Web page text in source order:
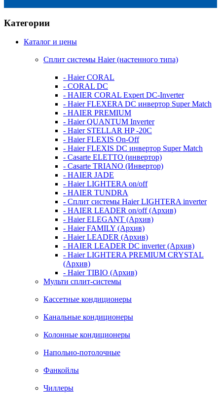
Категории
Каталог и цены
Сплит системы Haier (настенного типа)
- Haier CORAL
- CORAL DC
- HAIER CORAL Expert DC-Inverter
- Haier FLEXERA DC инвертор Super Match
- HAIER PREMIUM
- Haier QUANTUM Inverter
- Haier STELLAR HP -20C
- Haier FLEXIS On-Off
- Haier FLEXIS DC инвертор Super Match
- Casarte ELETTO (инвертор)
- Casarte TRIANO (Инвертор)
- HAIER JADE
- Haier LIGHTERA on/off
- HAIER TUNDRA
- Сплит системы Haier LIGHTERA inverter
- HAIER LEADER on/off (Архив)
- Haier ELEGANT (Архив)
- Haier FAMILY (Архив)
- Haier LEADER (Архив)
- HAIER LEADER DC inverter (Архив)
- Haier LIGHTERA PREMIUM CRYSTAL
(Архив)
- Haier TIBIO (Архив)
Мульти сплит-системы
Кассетные кондиционеры
Канальные кондиционеры
Колонные кондиционеры
Напольно-потолочные
Фанкойлы
Чиллеры